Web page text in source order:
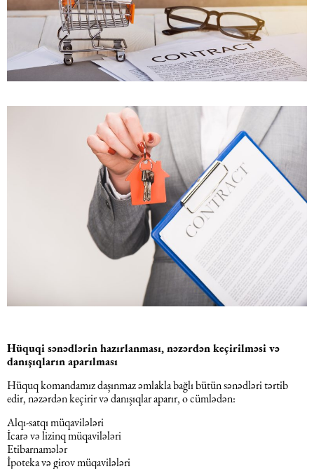
Hüquqi sənədlərin hazırlanması, nəzərdən keçirilməsi və
danışıqların aparılması
Hüquq komandamız daşınmaz əmlakla bağlı bütün sənədləri tərtib
edir, nəzərdən keçirir və danışıqlar aparır, o cümlədən:
Alqı-satqı müqavilələri
İcarə və lizinq müqavilələri
Etibarnamələr
İpoteka və girov müqavilələri